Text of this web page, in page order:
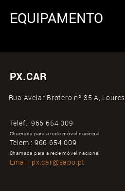
EQUIPAMENTO
PX.CAR
Rua Avelar Brotero nº 35 A, Loures
Telef.: 966 654 009
Chamada para a rede móvel nacional
Telem.: 966 654 009
Chamada para a rede móvel nacional
Email: px.car@sapo.pt